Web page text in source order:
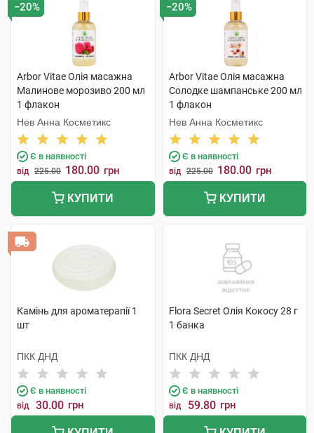
−20%
Arbor Vitae Олія масажна
Малинове морозиво 200 мл
1 флакон
Нев Анна Косметикс
Є в наявності
від 225.00 180.00 грн
КУПИТИ
−20%
Arbor Vitae Олія масажна
Солодке шампанське 200 мл
1 флакон
Нев Анна Косметикс
Є в наявності
від 225.00 180.00 грн
КУПИТИ
Камінь для ароматерапії 1
шт
ПКК ДНД
Є в наявності
від 30.00 грн
Flora Secret Олія Кокосу 28 г
1 банка
ПКК ДНД
Є в наявності
від 59.80 грн